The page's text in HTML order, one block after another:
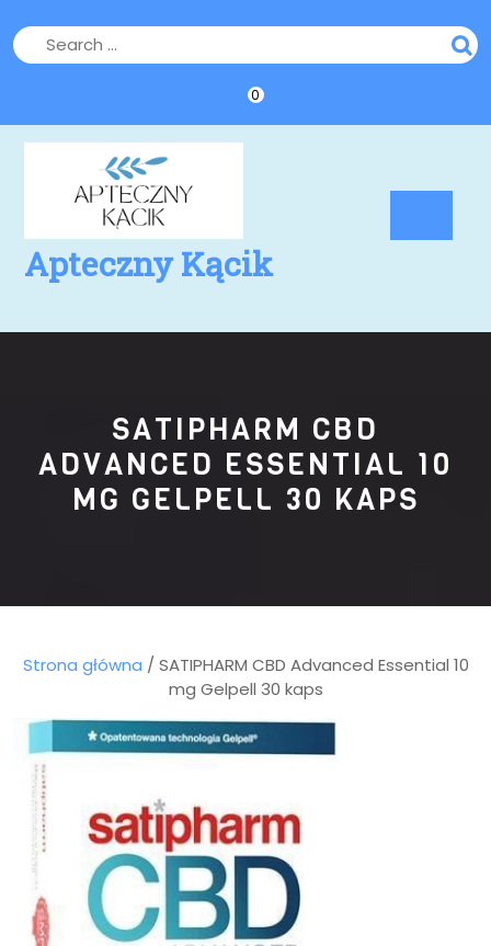
to
content
0
Apteczny Kącik
SATIPHARM CBD
ADVANCED ESSENTIAL 10
MG GELPELL 30 KAPS
Strona główna / SATIPHARM CBD Advanced Essential 10
mg Gelpell 30 kaps